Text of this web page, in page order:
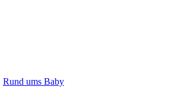
Rund ums Baby